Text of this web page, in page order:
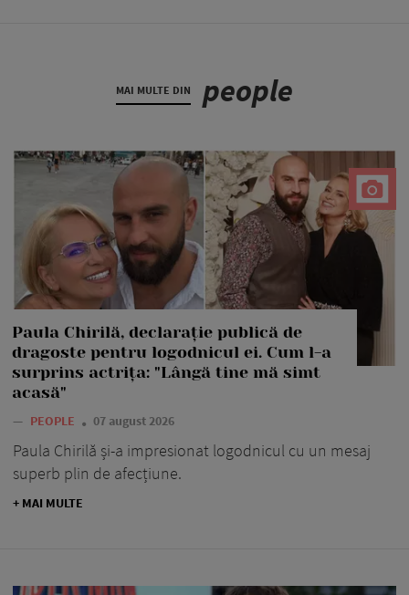
MAI MULTE DIN people
Paula Chirilă, declarație publică de
dragoste pentru logodnicul ei. Cum l-a
surprins actrița: "Lângă tine mă simt
acasă"
— PEOPLE 07 august 2026
Paula Chirilă și-a impresionat logodnicul cu un mesaj
superb plin de afecțiune.
+ MAI MULTE